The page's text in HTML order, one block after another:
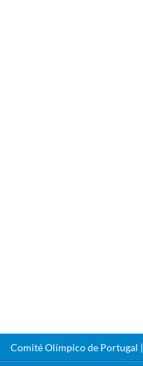
Comité Olímpico de Portugal |